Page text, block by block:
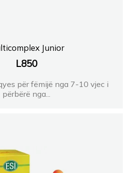
Junior
L850
për fëmijë nga 7-10 vjec i
përbërë nga...